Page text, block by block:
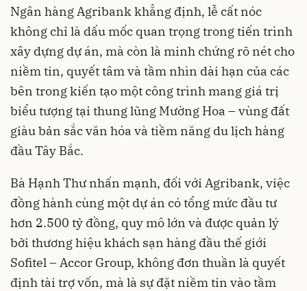
Ngân hàng Agribank khẳng định, lễ cất nóc
không chỉ là dấu mốc quan trọng trong tiến trình
xây dựng dự án, mà còn là minh chứng rõ nét cho
niềm tin, quyết tâm và tầm nhìn dài hạn của các
bên trong kiến tạo một công trình mang giá trị
biểu tượng tại thung lũng Mường Hoa – vùng đất
giàu bản sắc văn hóa và tiềm năng du lịch hàng
đầu Tây Bắc.
Bà Hạnh Thư nhấn mạnh, đối với Agribank, việc
đồng hành cùng một dự án có tổng mức đầu tư
hơn 2.500 tỷ đồng, quy mô lớn và được quản lý
bởi thương hiệu khách sạn hàng đầu thế giới
Sofitel – Accor Group, không đơn thuần là quyết
định tài trợ vốn, mà là sự đặt niềm tin vào tầm